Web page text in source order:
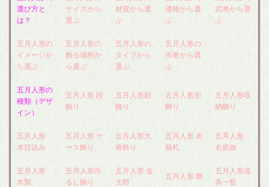
選び方と
は？
サイズから
選ぶ
材質から選
ぶ
価格から選
ぶ
武将から選
ぶ
五月人形の
イメージか
ら選ぶ
五月人形の
飾る場所か
ら選ぶ
五月人形の
タイプから
選ぶ
五月人形の
作者から選
ぶ
五月人形の
種類（デザ
イン）
五月人形 段
飾り
五月人形鎧
飾り
五月人形兜
飾り
五月人形収
納飾り
五月人形
木目込み
五月人形 ケ
ース飾り
五月人形大
将飾り
五月人形 名
前札
五月人形
名前旗
五月人形
木製
五月人形吊
るし飾り
五月人形 金
太郎
五月人形 旗
五月人形道
具一覧